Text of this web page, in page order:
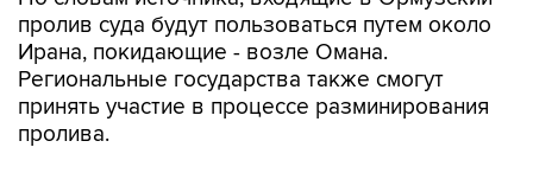
Региональные государства также смогут
принять участие в процессе разминирования
пролива.
Источник добавил, что США и Иран